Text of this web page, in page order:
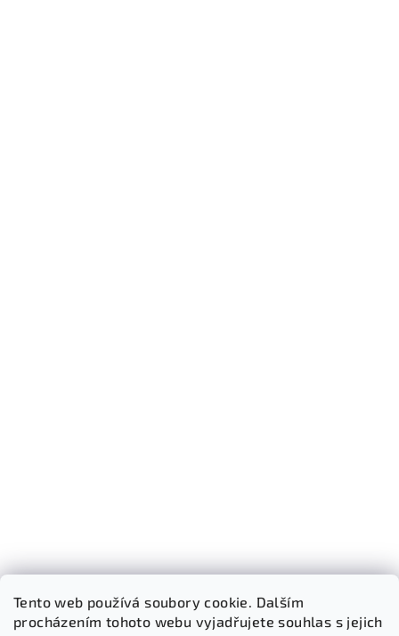
Tento web používá soubory cookie. Dalším
procházením tohoto webu vyjadřujete souhlas s jejich